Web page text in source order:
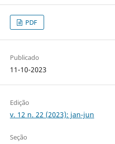
PDF
Publicado
11-10-2023
Edição
v. 12 n. 22 (2023): jan-jun
Seção